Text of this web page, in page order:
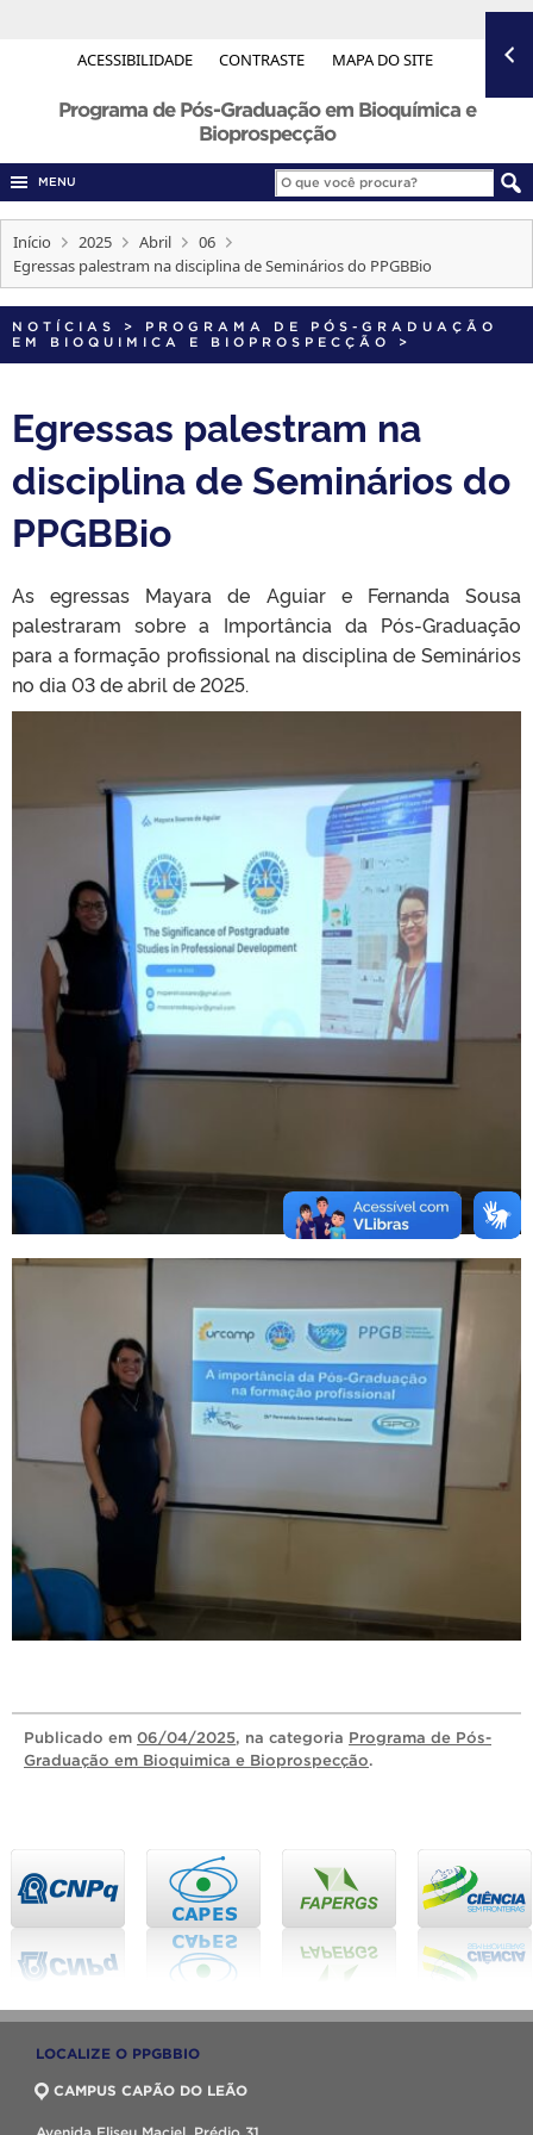
ACESSIBILIDADE CONTRASTE MAPA DO SITE
Programa de Pós-Graduação em Bioquímica e
Bioprospecção
MENU
Início 2025 Abril
06
Egressas palestram na disciplina de Seminários do PPGBBio
NOTÍCIAS > PROGRAMA DE PÓS-GRADUAÇÃO
EM BIOQUIMICA E BIOPROSPECÇÃO
>
Egressas palestram na
disciplina de Seminários do
PPGBBio
As egressas Mayara de Aguiar e Fernanda Sousa
palestraram sobre a Importância da Pós-Graduação
para a formação profissional na disciplina de Seminários
no dia 03 de abril de 2025.
Publicado em 06/04/2025, na categoria Programa de Pós-
Graduação em Bioquimica e Bioprospecção.
LOCALIZE O PPGBBIO
CAMPUS CAPÃO DO LEÃO